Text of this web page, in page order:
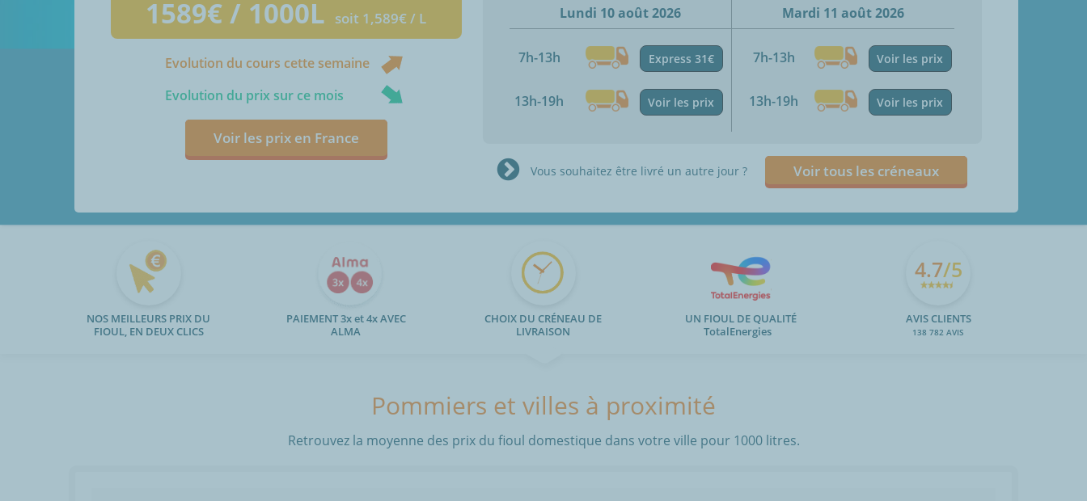
1589€ / 1000L soit 1,589€ / L
Evolution du cours cette semaine
Evolution du prix sur ce mois
Voir les prix en France
Lundi 10 août 2026
7h-13h Express 31€
13h-19h Voir les prix
Mardi 11 août 2026
7h-13h Voir les prix
13h-19h Voir les prix
Vous souhaitez être livré un autre jour ? Voir tous les créneaux
NOS MEILLEURS PRIX DU
FIOUL, EN DEUX CLICS
PAIEMENT 3x et 4x AVEC
ALMA
CHOIX DU CRÉNEAU DE
LIVRAISON
UN FIOUL DE QUALITÉ
TotalEnergies
4.7/5
AVIS CLIENTS
138 782 AVIS
Pommiers et villes à proximité
Retrouvez la moyenne des prix du fioul domestique dans votre ville pour 1000 litres.